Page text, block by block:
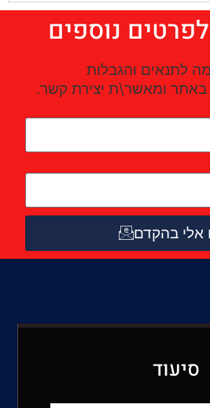
נוספים
לתנאים והגבלות
באתר ומאשר\ת יצירת קשר.
אלי בהקדם
סיעוד